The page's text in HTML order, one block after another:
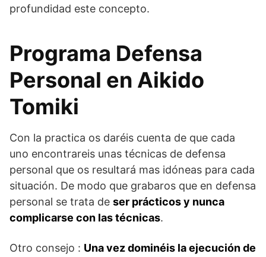
profundidad este concepto.
Programa Defensa
Personal en Aikido
Tomiki
Con la practica os daréis cuenta de que cada
uno encontrareis unas técnicas de defensa
personal que os resultará mas idóneas para cada
situación. De modo que grabaros que en defensa
personal se trata de ser prácticos y nunca
complicarse con las técnicas.
Otro consejo : Una vez dominéis la ejecución de